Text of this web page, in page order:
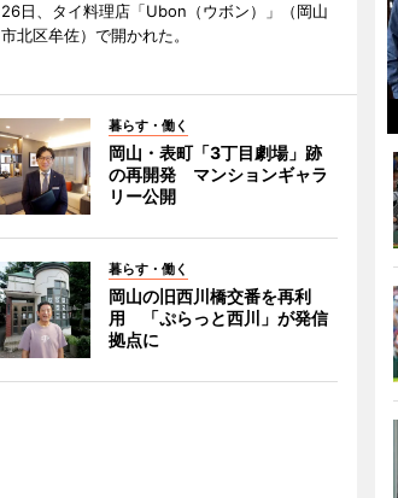
26日、タイ料理店「Ubon（ウボン）」（岡山
市北区牟佐）で開かれた。
暮らす・働く
岡山・表町「3丁目劇場」跡
の再開発 マンションギャラ
リー公開
暮らす・働く
岡山の旧西川橋交番を再利
用 「ぷらっと西川」が発信
拠点に